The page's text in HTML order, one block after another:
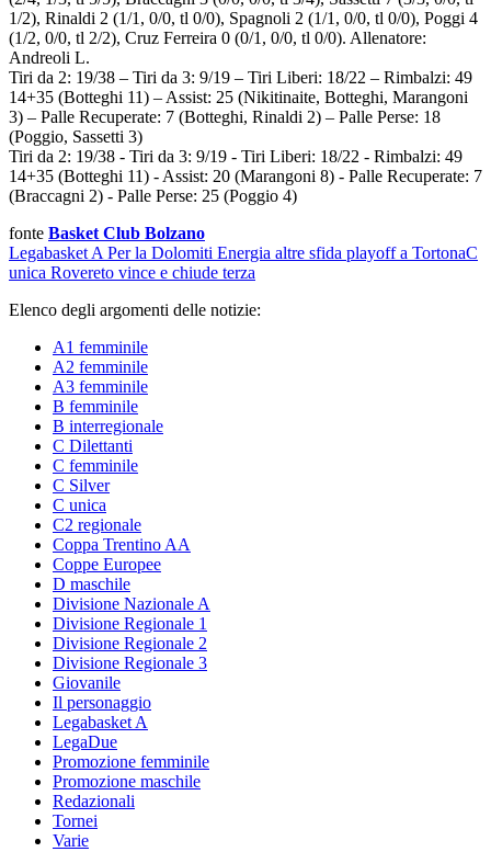
1/2), Rinaldi 2 (1/1, 0/0, tl 0/0), Spagnoli 2 (1/1, 0/0, tl 0/0), Poggi 4
(1/2, 0/0, tl 2/2), Cruz Ferreira 0 (0/1, 0/0, tl 0/0). Allenatore:
Andreoli L.
Tiri da 2: 19/38 – Tiri da 3: 9/19 – Tiri Liberi: 18/22 – Rimbalzi: 49
14+35 (Botteghi 11) – Assist: 25 (Nikitinaite, Botteghi, Marangoni
3) – Palle Recuperate: 7 (Botteghi, Rinaldi 2) – Palle Perse: 18
(Poggio, Sassetti 3)
Tiri da 2: 19/38 - Tiri da 3: 9/19 - Tiri Liberi: 18/22 - Rimbalzi: 49
14+35 (Botteghi 11) - Assist: 20 (Marangoni 8) - Palle Recuperate: 7
(Braccagni 2) - Palle Perse: 25 (Poggio 4)
fonte Basket Club Bolzano
Legabasket A Per la Dolomiti Energia altre sfida playoff a TortonaC
unica Rovereto vince e chiude terza
Elenco degli argomenti delle notizie:
A1 femminile
A2 femminile
A3 femminile
B femminile
B interregionale
C Dilettanti
C femminile
C Silver
C unica
C2 regionale
Coppa Trentino AA
Coppe Europee
D maschile
Divisione Nazionale A
Divisione Regionale 1
Divisione Regionale 2
Divisione Regionale 3
Giovanile
Il personaggio
Legabasket A
LegaDue
Promozione femminile
Promozione maschile
Redazionali
Tornei
Varie